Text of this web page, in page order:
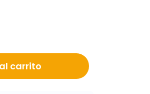
carrito